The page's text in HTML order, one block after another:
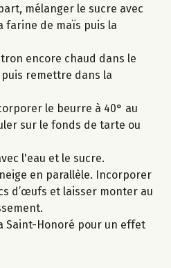
mélanger le sucre avec
farine de maïs puis la
encore chaud dans le
remettre dans la
le beurre à 40° au
sur le fonds de tarte ou
l'eau et le sucre.
en parallèle. Incorporer
d’œufs et laisser monter au
Saint-Honoré pour un effet